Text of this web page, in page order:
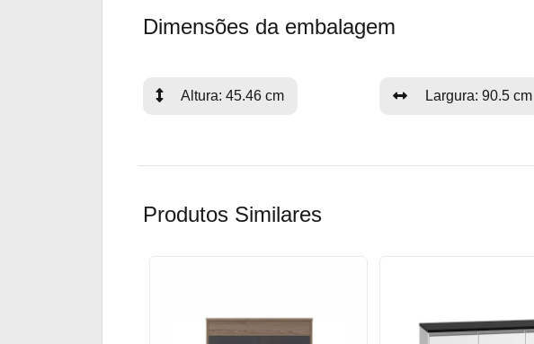
Dimensões da embalagem
Altura: 45.46 cm Largura: 90.5 cm
Produtos Similares